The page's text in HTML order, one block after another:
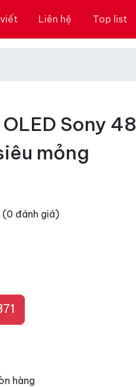
Liên hệ Top list
Sony
mỏng
(0 đánh giá)
hàng